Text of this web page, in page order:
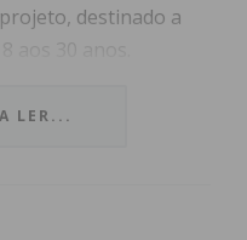
destinado a
candidatar-se
LER...